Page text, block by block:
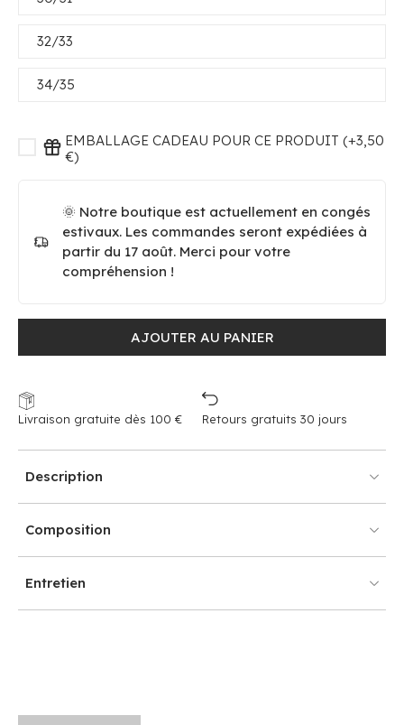
32/33
34/35
EMBALLAGE CADEAU POUR CE PRODUIT (+3,50
€)
🌞 Notre boutique est actuellement en congés
estivaux. Les commandes seront expédiées à
partir du 17 août. Merci pour votre
compréhension !
AJOUTER AU PANIER
Livraison gratuite dès 100 € Retours gratuits 30 jours
Description
Composition
Entretien